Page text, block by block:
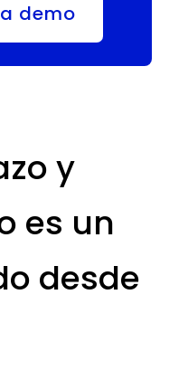
demo
y
es un
desde